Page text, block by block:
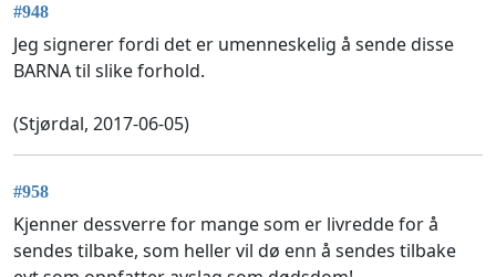
#948
Jeg signerer fordi det er umenneskelig å sende disse
BARNA til slike forhold.
(Stjørdal, 2017-06-05)
#958
Kjenner dessverre for mange som er livredde for å
sendes tilbake, som heller vil dø enn å sendes tilbake